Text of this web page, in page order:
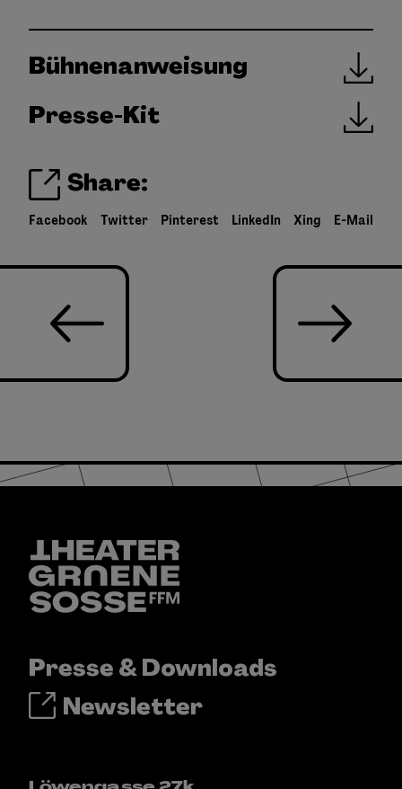
Bühnenanweisung
Presse-Kit
Share:
Facebook Twitter Pinterest LinkedIn Xing E-Mail
Presse & Downloads
Newsletter